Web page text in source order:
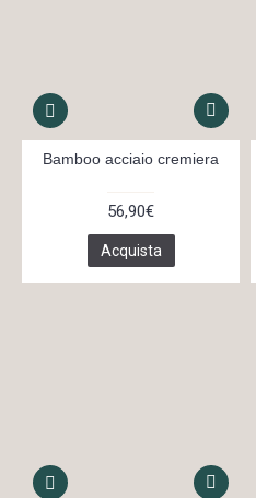
Bamboo acciaio cremiera
56,90€
Acquista